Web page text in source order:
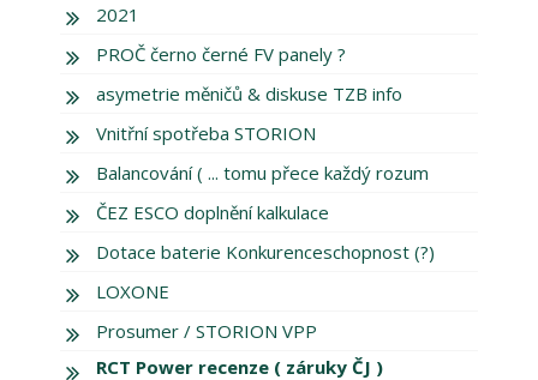
2021
PROČ černo černé FV panely ?
asymetrie měničů & diskuse TZB info
Vnitřní spotřeba STORION
Balancování ( ... tomu přece každý rozum
ČEZ ESCO doplnění kalkulace
Dotace baterie Konkurenceschopnost (?)
LOXONE
Prosumer / STORION VPP
RCT Power recenze ( záruky ČJ )